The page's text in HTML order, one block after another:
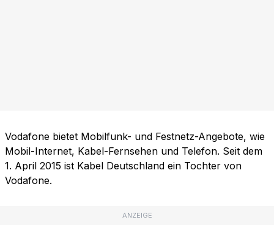
Vodafone bietet Mobilfunk- und Festnetz-Angebote, wie
Mobil-Internet, Kabel-Fernsehen und Telefon. Seit dem
1. April 2015 ist Kabel Deutschland ein Tochter von
Vodafone.
ANZEIGE